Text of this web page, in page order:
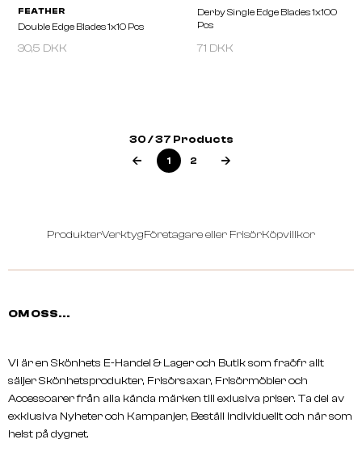
Pcs
30,5 DKK 71 DKK
30 / 37 Products
1 2
ProdukterVerktygFöretagare eller FrisörKöpvillkor
OM OSS...
Vi är en Skönhets E-Handel & Lager och Butik som fraöfr allt
säljer Skönhetsprodukter, Frisörsaxar, Frisörmöbler och
Accessoarer från alla kända märken till exlusiva priser. Ta del av
exklusiva Nyheter och Kampanjer, Beställ individuellt och när som
helst på dygnet.